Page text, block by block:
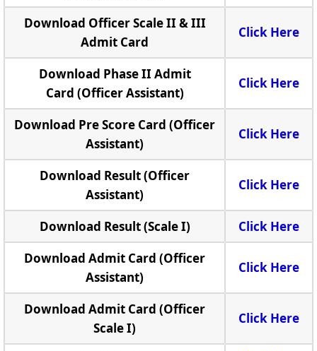
Download Officer Scale II & III
Admit Card
Click Here
Download Phase II Admit
Card (Officer Assistant)
Click Here
Download Pre Score Card (Officer
Assistant)
Click Here
Download Result (Officer
Assistant)
Click Here
Download Result (Scale I)
Click Here
Download Admit Card (Officer
Assistant)
Click Here
Download Admit Card (Officer
Scale I)
Click Here